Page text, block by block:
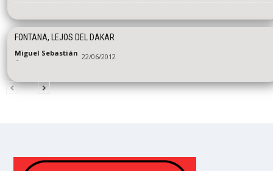
FONTANA, LEJOS DEL DAKAR
Miguel Sebastián
- 22/06/2012